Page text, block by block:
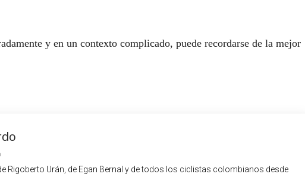
y en un contexto complicado, puede recordarse de la mejor
Rigoberto Urán, de Egan Bernal y de todos los ciclistas colombianos desde